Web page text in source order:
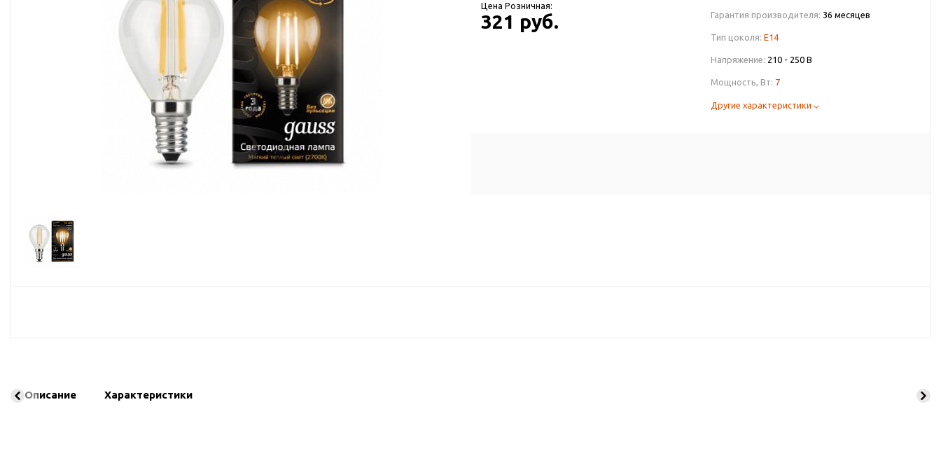
Прожекторы
Ночники
Цена Розничная:
321 руб. Гарантия производителя: 36 месяцев
Тип цоколя: E14
Напряжение: 210 - 250 В
Мощность, Вт: 7
Другие характеристики
Описание Характеристики